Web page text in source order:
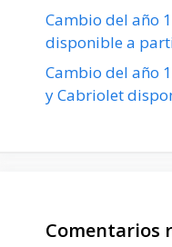
Cambio del año
disponible a
Cambio del año
y Cabriolet
Comentarios